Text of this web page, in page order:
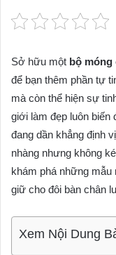
Sở hữu một bộ móng
để bạn thêm phần tự
mà còn thể hiện sự
giới làm đẹp luôn biến
đang dần khẳng định
nhàng nhưng không
khám phá những mẫu
giữ cho đôi bàn chân
Xem Nội Dung